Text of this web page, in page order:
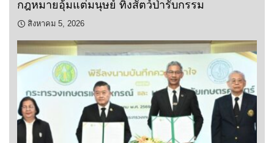
กฎหมายอุ้มแต่มนุษย์ ทิ้งสัตว์ป่ารับกรรม
สิงหาคม 5, 2026